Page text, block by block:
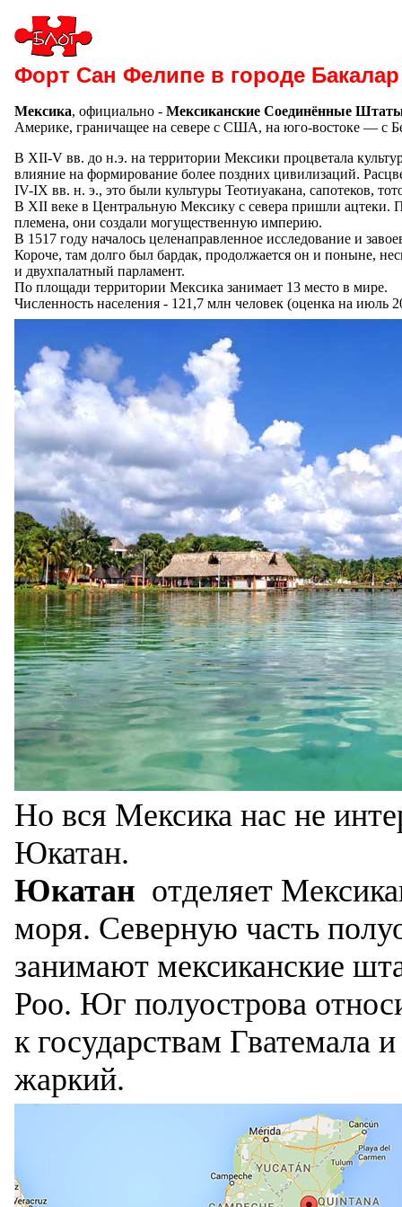
Форт Сан Фелипе в городе
Мексика, официально - Мексиканские Соединённые
Америке, граничащее на севере с США, на юго-востоке — с
В XII-V вв. до н.э. на территории Мексики процветала
влияние на формирование более поздних цивилизаций.
IV-IX вв. н. э., это были культуры Теотиуакана, сапотеков,
В XII веке в Центральную Мексику с севера пришли ацтеки.
племена, они создали могущественную империю.
В 1517 году началось целенаправленное исследование и
Короче, там долго был бардак, продолжается он и поныне,
и двухпалатный парламент.
По площади территории Мексика занимает 13 место в мире.
Численность населения - 121,7 млн человек (оценка на июль
Но вся Мексика нас не
Юкатан.
Юкатан отделяет
моря. Северную часть
занимают мексиканские
Роо. Юг полуострова
к государствам Гватемала
жаркий.